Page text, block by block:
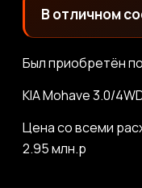
В отличном
Был приобретён
KIA Mohave 3.0/
Цена со всеми
2.95 млн.р